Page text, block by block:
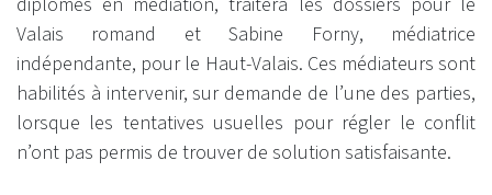
Valais romand et Sabine Forny, médiatrice
indépendante, pour le Haut-Valais. Ces médiateurs sont
habilités à intervenir, sur demande de l’une des parties,
lorsque les tentatives usuelles pour régler le conflit
n’ont pas permis de trouver de solution satisfaisante.